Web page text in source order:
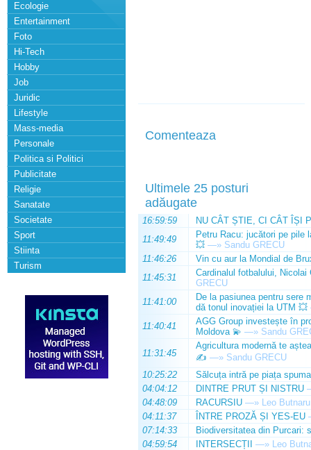
Ecologie
Entertainment
Foto
Hi-Tech
Hobby
Job
Juridic
Lifestyle
Mass-media
Personale
Politica si Politici
Publicitate
Religie
Sanatate
Societate
Sport
Stiinta
Turism
Comenteaza
Ultimele 25 posturi
adăugate
16:59:59
NU CÂT ȘTIE, CI CÂT ÎȘI
11:49:49
Petru Racu: jucători pe pile
💥 —» Sandu GRECU
11:46:26
Vin cu aur la Mondial de
11:45:31
Cardinalul fotbalului,
GRECU
11:41:00
De la pasiunea pentru sere
dă tonul inovației la UTM 💥
11:40:41
AGG Group investește în
Moldova 💫 —» Sandu
11:31:45
Agricultura modernă te
✍️ —» Sandu GRECU
10:25:22
Sălcuța intră pe piața
04:04:12
DINTRE PRUT ȘI NISTRU
04:48:09
RACURSIU —» Leo Butnaru
04:11:37
ÎNTRE PROZĂ ȘI YES-EU
07:14:33
Biodiversitatea din Purcari:
04:59:54
INTERSECȚII —» Leo